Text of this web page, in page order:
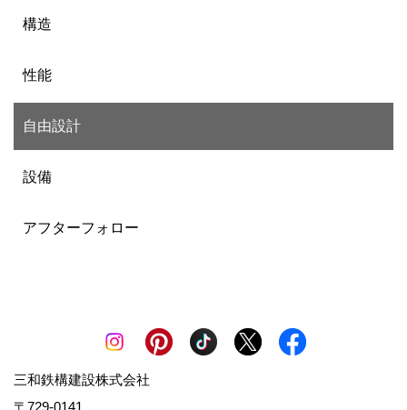
構造
性能
自由設計
設備
アフターフォロー
三和鉄構建設株式会社
〒729-0141